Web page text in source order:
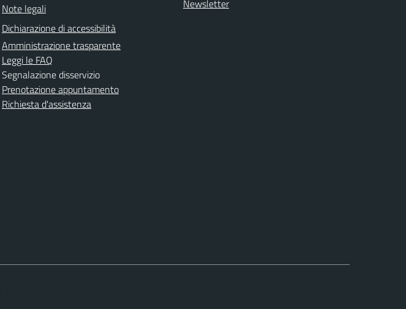
Note legali
Dichiarazione di accessibilità
Amministrazione trasparente
Leggi le FAQ
Segnalazione disservizio
Prenotazione appuntamento
Richiesta d'assistenza
Newsletter